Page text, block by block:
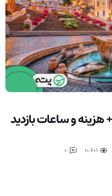
و ساعات بازدید